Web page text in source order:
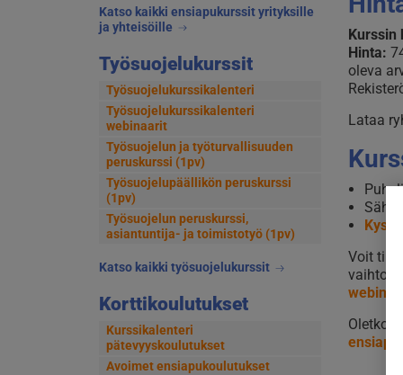
Katso kaikki ensiapukurssit yrityksille
ja yhteisöille
Työsuojelukurssit
Työsuojelukurssikalenteri
Työsuojelukurssikalenteri
webinaarit
Työsuojelun ja työturvallisuuden
peruskurssi (1pv)
Työsuojelupäällikön peruskurssi
(1pv)
Työsuojelun peruskurssi,
asiantuntija- ja toimistotyö (1pv)
Katso kaikki työsuojelukurssit
Korttikoulutukset
Kurssikalenteri
pätevyyskoulutukset
Avoimet ensiapukoulutukset
Kurssin
Hinta:
oleva
Lataa
Kysy
Voit
Oletko